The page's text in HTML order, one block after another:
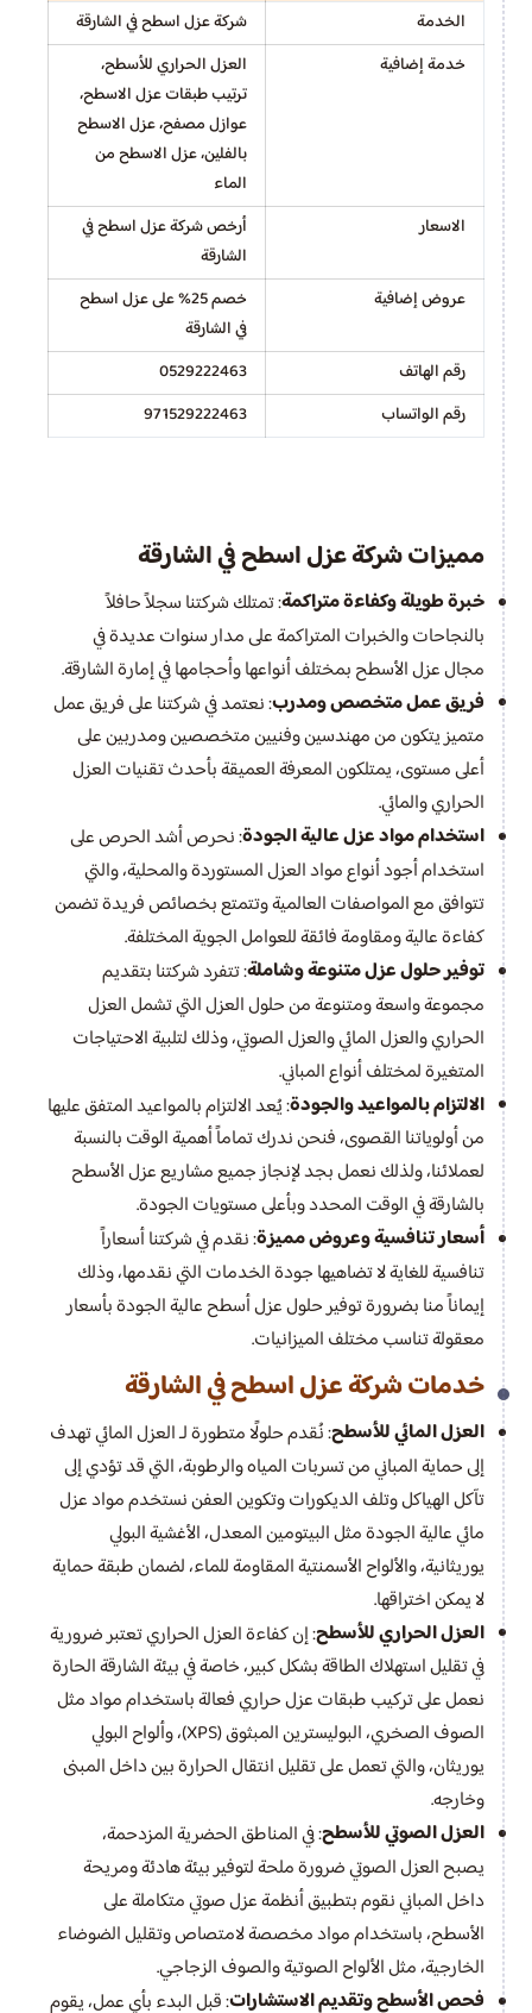
الخدمة
شركة عزل اسطح في الشارقة
خدمة إضافية
العزل الحراري للأسطح،
ترتيب طبقات عزل الاسطح،
عوازل مصفح، عزل الاسطح
بالفلين، عزل الاسطح من
الماء
الاسعار
أرخص شركة عزل اسطح في
الشارقة
عروض إضافية
خصم 25% على عزل اسطح
في الشارقة
رقم الهاتف
0529222463
رقم الواتساب
971529222463
مميزات شركة عزل اسطح في الشارقة
خبرة طويلة وكفاءة متراكمة: تمتلك شركتنا سجلاً حافلاً
بالنجاحات والخبرات المتراكمة على مدار سنوات عديدة في
مجال عزل الأسطح بمختلف أنواعها وأحجامها في إمارة الشارقة.
فريق عمل متخصص ومدرب: نعتمد في شركتنا على فريق عمل
متميز يتكون من مهندسين وفنيين متخصصين ومدربين على
أعلى مستوى، يمتلكون المعرفة العميقة بأحدث تقنيات العزل
الحراري والمائي.
استخدام مواد عزل عالية الجودة: نحرص أشد الحرص على
استخدام أجود أنواع مواد العزل المستوردة والمحلية، والتي
تتوافق مع المواصفات العالمية وتتمتع بخصائص فريدة تضمن
كفاءة عالية ومقاومة فائقة للعوامل الجوية المختلفة.
توفير حلول عزل متنوعة وشاملة: تتفرد شركتنا بتقديم
مجموعة واسعة ومتنوعة من حلول العزل التي تشمل العزل
الحراري والعزل المائي والعزل الصوتي، وذلك لتلبية الاحتياجات
المتغيرة لمختلف أنواع المباني.
الالتزام بالمواعيد والجودة: يُعد الالتزام بالمواعيد المتفق عليها
من أولوياتنا القصوى، فنحن ندرك تماماً أهمية الوقت بالنسبة
لعملائنا، ولذلك نعمل بجد لإنجاز جميع مشاريع عزل الأسطح
بالشارقة في الوقت المحدد وبأعلى مستويات الجودة.
أسعار تنافسية وعروض مميزة: نقدم في شركتنا أسعاراً
تنافسية للغاية لا تضاهيها جودة الخدمات التي نقدمها، وذلك
إيماناً منا بضرورة توفير حلول عزل أسطح عالية الجودة بأسعار
معقولة تناسب مختلف الميزانيات.
خدمات شركة عزل اسطح في الشارقة
العزل المائي للأسطح: نُقدم حلولًا متطورة لـ العزل المائي تهدف
إلى حماية المباني من تسربات المياه والرطوبة، التي قد تؤدي إلى
تآكل الهياكل وتلف الديكورات وتكوين العفن نستخدم مواد عزل
مائي عالية الجودة مثل البيتومين المعدل، الأغشية البولي
يوريثانية، والألواح الأسمنتية المقاومة للماء، لضمان طبقة حماية
لا يمكن اختراقها.
العزل الحراري للأسطح: إن كفاءة العزل الحراري تعتبر ضرورية
في تقليل استهلاك الطاقة بشكل كبير، خاصة في بيئة الشارقة الحارة
نعمل على تركيب طبقات عزل حراري فعالة باستخدام مواد مثل
الصوف الصخري، البوليسترين المبثوق (XPS)، وألواح البولي
يوريثان، والتي تعمل على تقليل انتقال الحرارة بين داخل المبنى
وخارجه.
العزل الصوتي للأسطح: في المناطق الحضرية المزدحمة،
يصبح العزل الصوتي ضرورة ملحة لتوفير بيئة هادئة ومريحة
داخل المباني نقوم بتطبيق أنظمة عزل صوتي متكاملة على
الأسطح، باستخدام مواد مخصصة لامتصاص وتقليل الضوضاء
الخارجية، مثل الألواح الصوتية والصوف الزجاجي.
فحص الأسطح وتقديم الاستشارات: قبل البدء بأي عمل، يقوم